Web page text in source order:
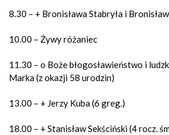
8.30 – + Bronisława Stabryła i
10.00 – Żywy różaniec
11.30 – o Boże błogosławieństwo i
Marka (z okazji 58 urodzin)
13.00 – + Jerzy Kuba (6 greg.)
18.00 – + Stanisław Sekściński (4 rocz.